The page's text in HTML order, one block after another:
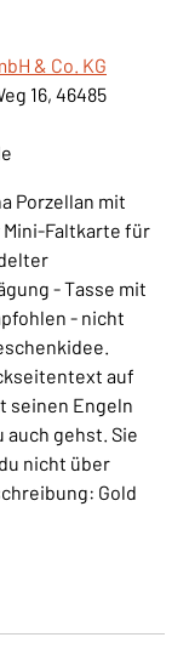
& Co. KG
16, 46485
Porzellan mit
Faltkarte für
- Tasse mit
- nicht
auf
seinen Engeln
auch gehst. Sie
nicht über
Gold